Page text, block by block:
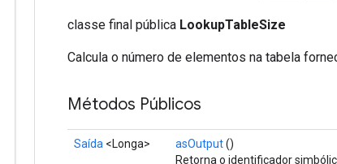
classe final pública LookupTableSize
Calcula o número de elementos na tabela
Métodos Públicos
Saída <Longa> asOutput()
Retorna o identificador